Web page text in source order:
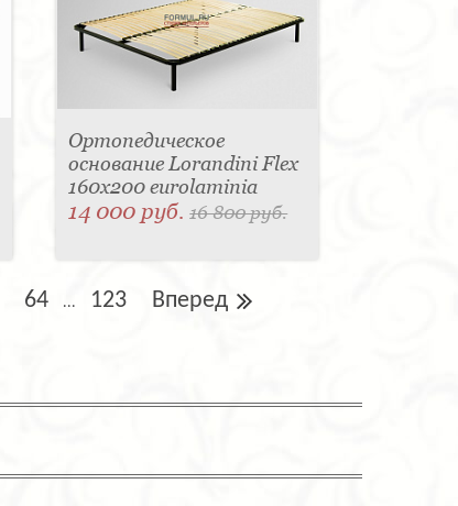
Ортопедическое
основание Lorandini Flex
160x200 eurolaminia
14 000 руб.16 800 руб.
64 ... 123 Вперед